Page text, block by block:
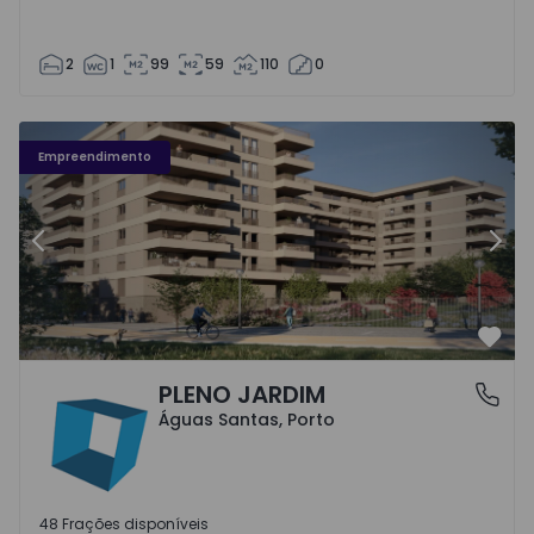
2 1 99 59 110 0
Empreendimento
Fachada PLENO JARDIM - 3
Anterior
Águas Santas, PortoPLENO JARDIM
Águas Santas, Porto
48 Frações disponíveis